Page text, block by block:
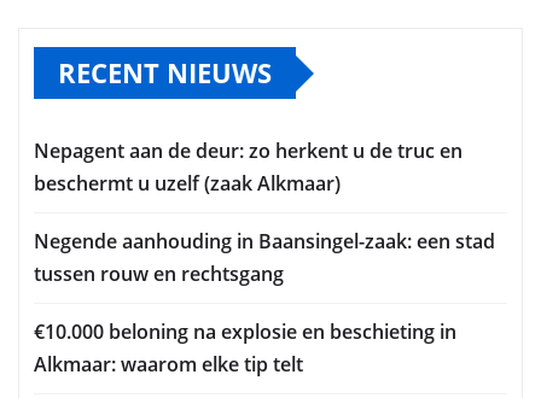
RECENT NIEUWS
Nepagent aan de deur: zo herkent u de truc en
beschermt u uzelf (zaak Alkmaar)
Negende aanhouding in Baansingel-zaak: een stad
tussen rouw en rechtsgang
€10.000 beloning na explosie en beschieting in
Alkmaar: waarom elke tip telt